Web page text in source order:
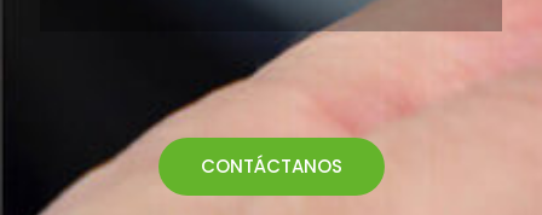
CONTÁCTANOS